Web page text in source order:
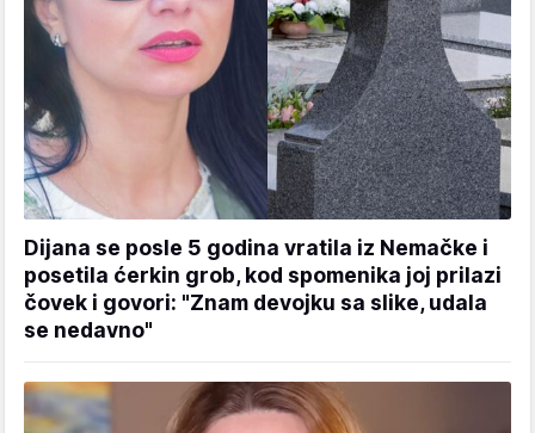
Dijana se posle 5 godina vratila iz Nemačke i
posetila ćerkin grob, kod spomenika joj prilazi
čovek i govori: "Znam devojku sa slike, udala
se nedavno"